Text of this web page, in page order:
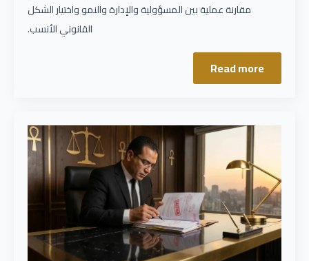
مقارنة عملية بين المسؤولية والإدارة والنمو واختيار الشكل
القانوني الأنسب.
Read more